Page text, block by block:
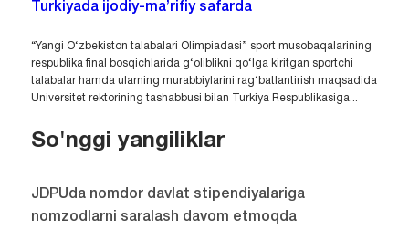
Turkiyada ijodiy-ma’rifiy safarda
“Yangi O‘zbekiston talabalari Olimpiadasi” sport musobaqalarining
respublika final bosqichlarida g‘oliblikni qo‘lga kiritgan sportchi
talabalar hamda ularning murabbiylarini rag‘batlantirish maqsadida
Universitet rektorining tashabbusi bilan Turkiya Respublikasiga...
So'nggi yangiliklar
JDPUda nomdor davlat stipendiyalariga
nomzodlarni saralash davom etmoqda